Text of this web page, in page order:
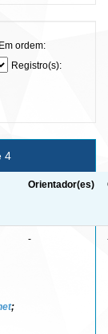
Em ordem:
Registro(s):
4
Orientador(es)
;
-